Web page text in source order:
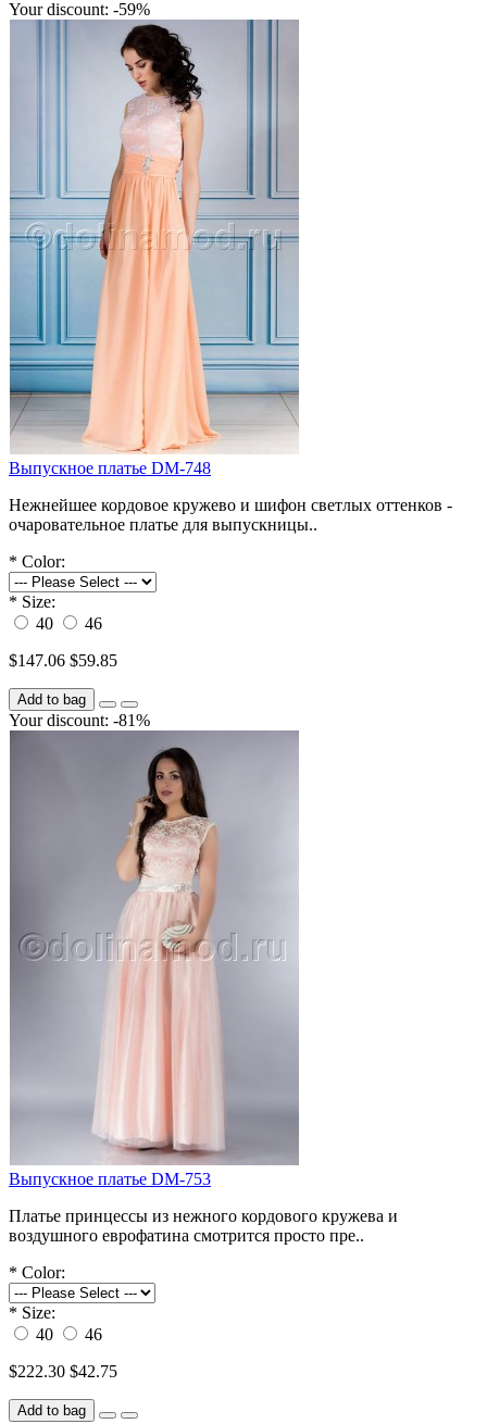
Your discount: -59%
Выпускное платье DM-748
Нежнейшее кордовое кружево и шифон светлых оттенков -
очаровательное платье для выпускницы..
* Color:
* Size:
40
46
$147.06 $59.85
Add to bag
Your discount: -81%
Выпускное платье DM-753
Платье принцессы из нежного кордового кружева и
воздушного еврофатина смотрится просто пре..
* Color:
* Size:
40
46
$222.30 $42.75
Add to bag